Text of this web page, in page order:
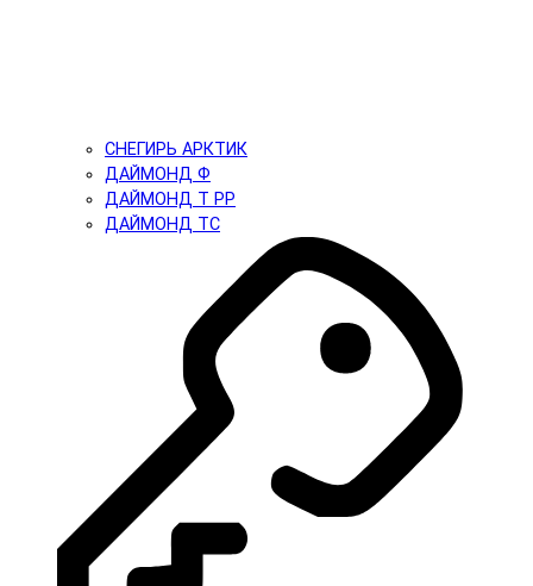
СНЕГИРЬ АРКТИК
ДАЙМОНД Ф
ДАЙМОНД Т PP
ДАЙМОНД ТС